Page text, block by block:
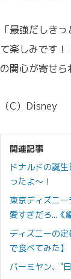
「最強だしき
て楽しみです
の関心が寄せら
（C）Disney
関連記事
ドナルドの誕
ったよ～！
東京ディズニ
愛すぎだろ...《
ディズニーの
で食べてみた】
バーミヤン、"